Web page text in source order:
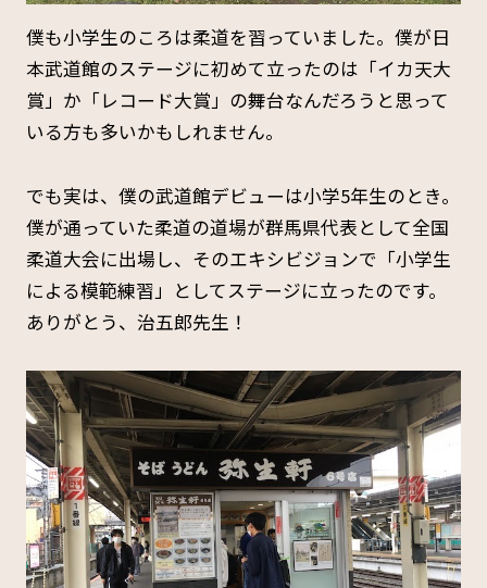
僕も小学生のころは柔道を習っていました。僕が日
本武道館のステージに初めて立ったのは「イカ天大
賞」か「レコード大賞」の舞台なんだろうと思って
いる方も多いかもしれません。
でも実は、僕の武道館デビューは小学5年生のとき。
僕が通っていた柔道の道場が群馬県代表として全国
柔道大会に出場し、そのエキシビジョンで「小学生
による模範練習」としてステージに立ったのです。
ありがとう、治五郎先生！